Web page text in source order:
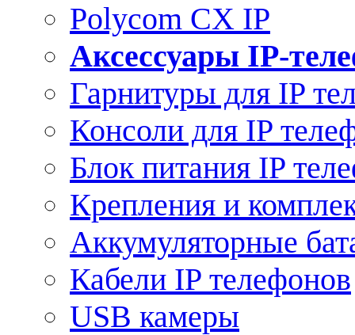
Polycom CX IP
Аксессуары IP-
Гарнитуры для IP
Консоли для IP
Блок питания IP
Крепления и
Аккумуляторные
Кабели IP телефонов
USB камеры